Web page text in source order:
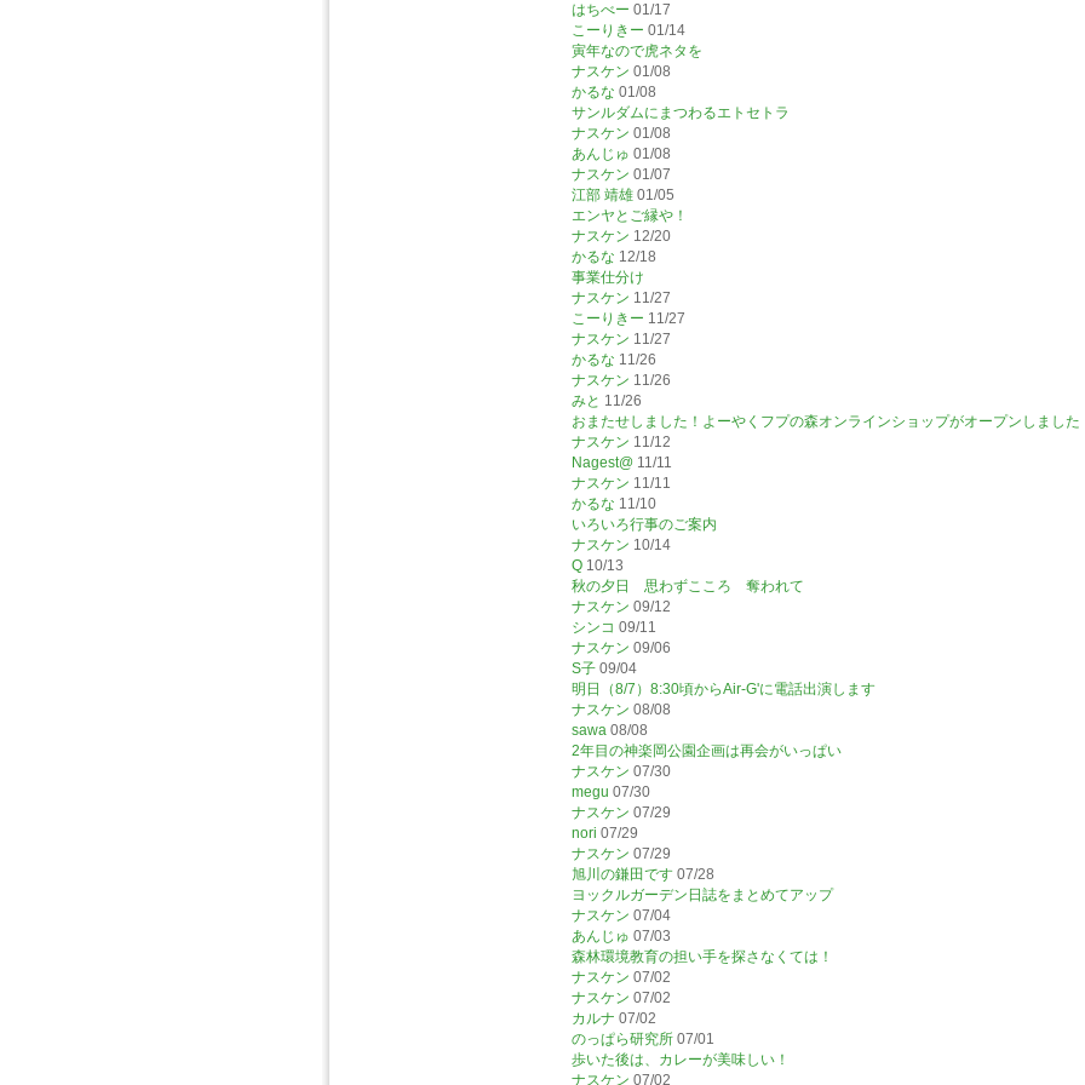
はちべー 01/17
こーりきー 01/14
寅年なので虎ネタを
ナスケン 01/08
かるな 01/08
サンルダムにまつわるエトセトラ
ナスケン 01/08
あんじゅ 01/08
ナスケン 01/07
江部 靖雄 01/05
エンヤとご縁や！
ナスケン 12/20
かるな 12/18
事業仕分け
ナスケン 11/27
こーりきー 11/27
ナスケン 11/27
かるな 11/26
ナスケン 11/26
みと 11/26
おまたせしました！よーやくフプの森オンラインショップがオープンしました
ナスケン 11/12
Nagest@ 11/11
ナスケン 11/11
かるな 11/10
いろいろ行事のご案内
ナスケン 10/14
Q 10/13
秋の夕日 思わずこころ 奪われて
ナスケン 09/12
シンコ 09/11
ナスケン 09/06
S子 09/04
明日（8/7）8:30頃からAir-G'に電話出演します
ナスケン 08/08
sawa 08/08
2年目の神楽岡公園企画は再会がいっぱい
ナスケン 07/30
megu 07/30
ナスケン 07/29
nori 07/29
ナスケン 07/29
旭川の鎌田です 07/28
ヨックルガーデン日誌をまとめてアップ
ナスケン 07/04
あんじゅ 07/03
森林環境教育の担い手を探さなくては！
ナスケン 07/02
ナスケン 07/02
カルナ 07/02
のっぱら研究所 07/01
歩いた後は、カレーが美味しい！
ナスケン 07/02